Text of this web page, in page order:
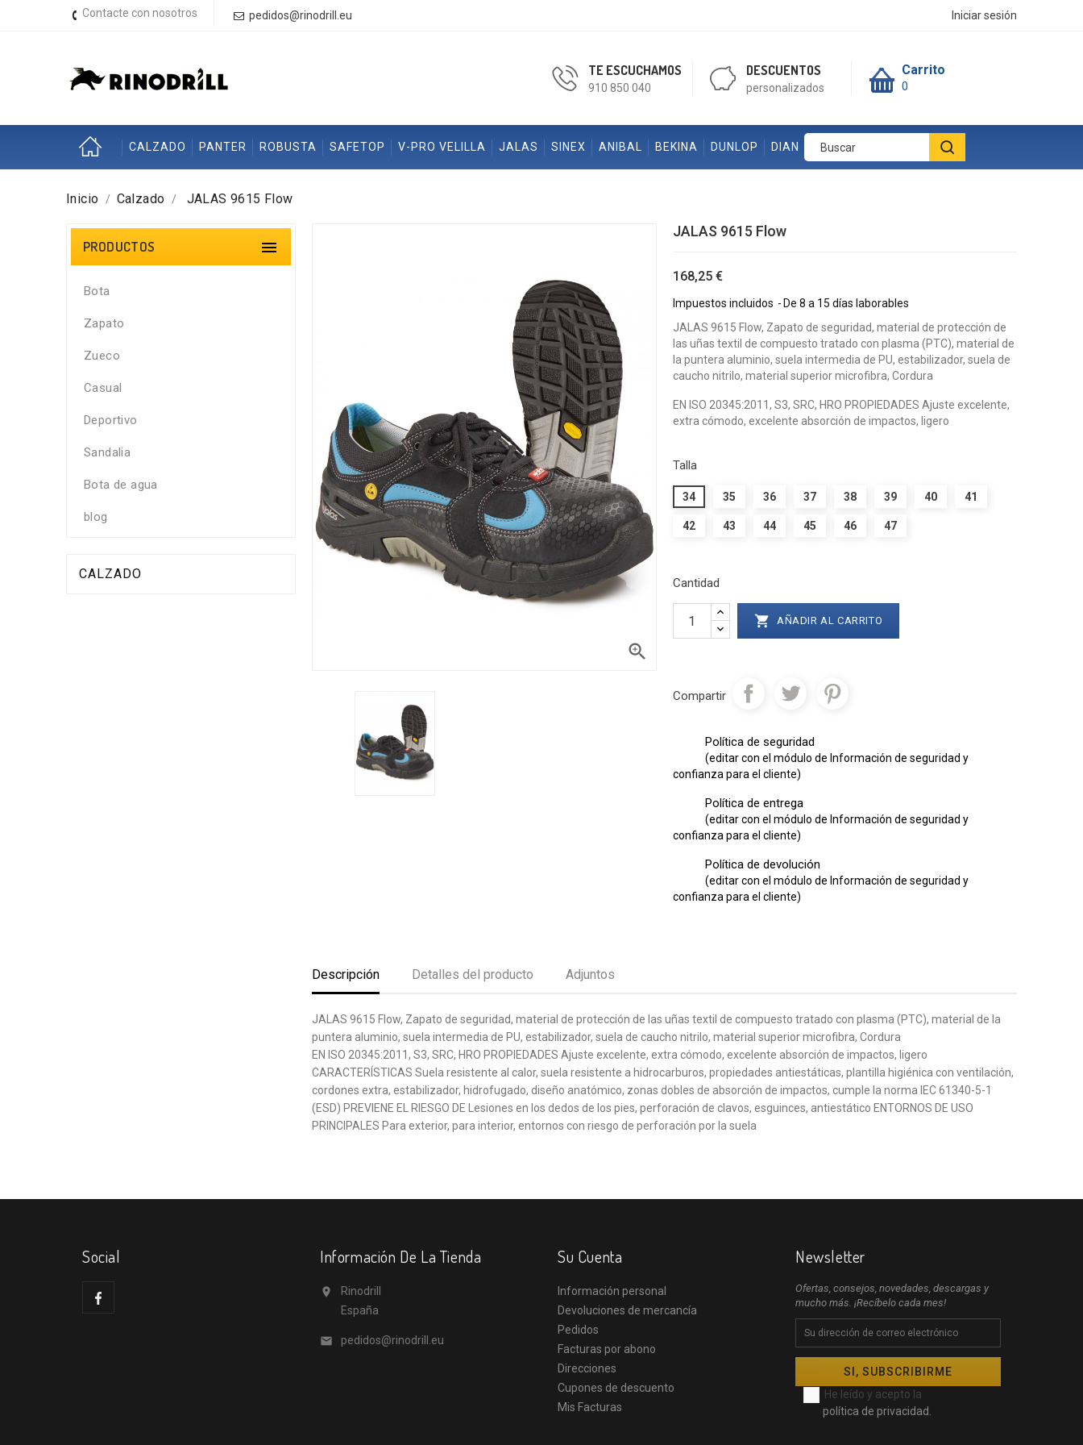
Contacte con nosotros pedidos@rinodrill.eu Iniciar sesión
Carrito
0
TE ESCUCHAMOS
910 850 040
DESCUENTOS
personalizados
CALZADO PANTER ROBUSTA SAFETOP V-PRO VELILLA JALAS SINEX ANIBAL BEKINA DUNLOP DIAN
Inicio Calzado JALAS 9615 Flow
PRODUCTOS 
Bota
Zapato
Zueco
Casual
Deportivo
Sandalia
Bota de agua
blog
CALZADO

JALAS 9615 Flow
168,25 €
Impuestos incluidos
De 8 a 15 días laborables
JALAS 9615 Flow, Zapato de seguridad, material de protección de
las uñas textil de compuesto tratado con plasma (PTC), material de
la puntera aluminio, suela intermedia de PU, estabilizador, suela de
caucho nitrilo, material superior microfibra, Cordura
EN ISO 20345:2011, S3, SRC, HRO PROPIEDADES Ajuste excelente,
extra cómodo, excelente absorción de impactos, ligero
Talla
34 35 36 37 38 39 40 41
42 43 44 45 46 47
Cantidad
 AÑADIR AL CARRITO
Compartir
Política de seguridad
(editar con el módulo de Información de seguridad y
confianza para el cliente)
Política de entrega
(editar con el módulo de Información de seguridad y
confianza para el cliente)
Política de devolución
(editar con el módulo de Información de seguridad y
confianza para el cliente)
Descripción Detalles del producto Adjuntos
JALAS 9615 Flow, Zapato de seguridad, material de protección de las uñas textil de compuesto tratado con plasma (PTC), material de la
puntera aluminio, suela intermedia de PU, estabilizador, suela de caucho nitrilo, material superior microfibra, Cordura
EN ISO 20345:2011, S3, SRC, HRO PROPIEDADES Ajuste excelente, extra cómodo, excelente absorción de impactos, ligero
CARACTERÍSTICAS Suela resistente al calor, suela resistente a hidrocarburos, propiedades antiestáticas, plantilla higiénica con ventilación,
cordones extra, estabilizador, hidrofugado, diseño anatómico, zonas dobles de absorción de impactos, cumple la norma IEC 61340-5-1
(ESD) PREVIENE EL RIESGO DE Lesiones en los dedos de los pies, perforación de clavos, esguinces, antiestático ENTORNOS DE USO
PRINCIPALES Para exterior, para interior, entornos con riesgo de perforación por la suela
Social Información De La Tienda

Rinodrill
España
 pedidos@rinodrill.eu
Su Cuenta
Información personal
Devoluciones de mercancía
Pedidos
Facturas por abono
Direcciones
Cupones de descuento
Mis Facturas
Newsletter
Ofertas, consejos, novedades, descargas y
mucho más. ¡Recíbelo cada mes!
He leído y acepto la
política de privacidad.